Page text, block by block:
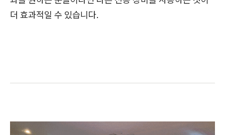
더 효과적일 수 있습니다.